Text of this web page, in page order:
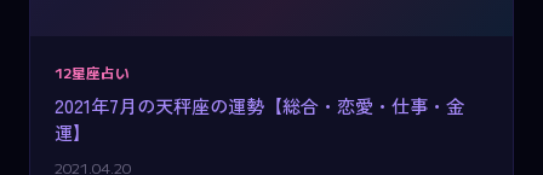
12星座占い
2021年7月の天秤座の運勢【総合・恋愛・仕事・金
運】
2021.04.20